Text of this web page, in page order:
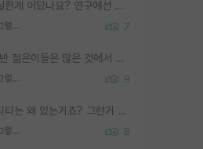
이 세상에 확실한게 어딨나요? 연구에선 특히 더 그런데 그럼 본인 연구가 결과가 나와서 탑저널 실린다는 확실함이 없으면 연구도 안하실건가요?
근데 여기는 왜 그렇게 SPK를 물어보는거임? 7
요새 20대 초반 젊은이들은 많은 것에서 가성비를 따지더라고요. 내가 이 정도 인풋을 넣었을 때 그만큼 아웃풋이 나올 것인가? 사실 아웃풋이 인풋 대비 리니어하게 나오지 않는 영역을 시도하기 싫어한다는 느낌입니다.
근데 여기는 왜 그렇게 SPK를 물어보는거임? 9
근데 이 커뮤니티는 왜 있는거죠? 그런거 쉽게 물어볼수있어서 있는거 아닌가요? 그렇게 보기 싫으면 커뮤니티도 하지마시지 그러면
근데 여기는 왜 그렇게 SPK를 물어보는거임? 8